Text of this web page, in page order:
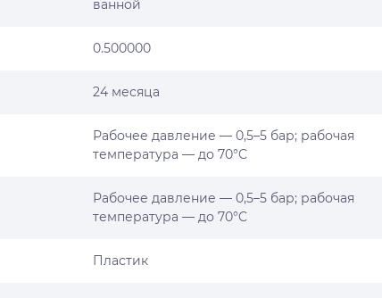
ванной
0.500000
24 месяца
Рабочее давление — 0,5–5 бар; рабочая
температура — до 70°C
Рабочее давление — 0,5–5 бар; рабочая
температура — до 70°C
Пластик